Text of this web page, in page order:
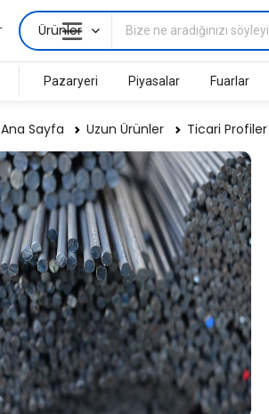
Ürünler
Pazaryeri Piyasalar Fuarlar
Ana Sayfa Uzun Ürünler Ticari Profiler